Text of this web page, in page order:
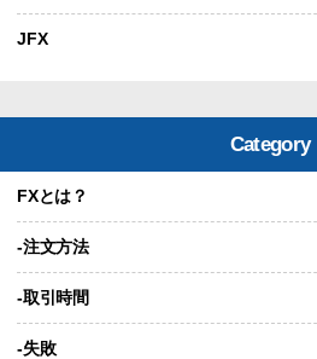
JFX
Category
FXとは？
-注文方法
-取引時間
-失敗